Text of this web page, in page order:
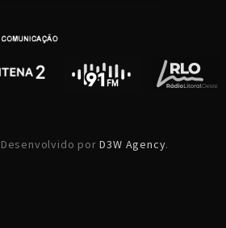
Desenvolvido porD3W Agency.